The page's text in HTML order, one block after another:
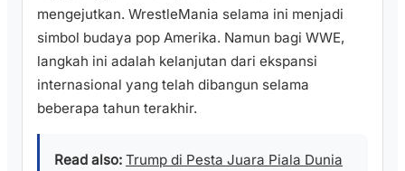
mengejutkan. WrestleMania selama ini menjadi
simbol budaya pop Amerika. Namun bagi WWE,
langkah ini adalah kelanjutan dari ekspansi
internasional yang telah dibangun selama
beberapa tahun terakhir.
Read also: Trump di Pesta Juara Piala Dunia